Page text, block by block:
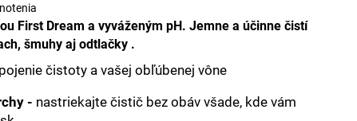
First Dream a vyváženým pH. Jemne a účinne čistí
šmuhy aj odtlačky .
čistoty a vašej obľúbenej vône
- nastriekajte čistič bez obáv všade, kde vám